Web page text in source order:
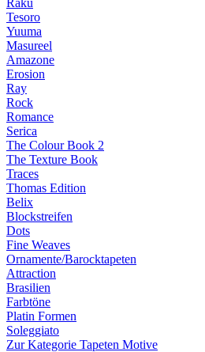
Raku
Tesoro
Yuuma
Masureel
Amazone
Erosion
Ray
Rock
Romance
Serica
The Colour Book 2
The Texture Book
Traces
Thomas Edition
Belix
Blockstreifen
Dots
Fine Weaves
Ornamente/Barocktapeten
Attraction
Brasilien
Farbtöne
Platin Formen
Soleggiato
Zur Kategorie Tapeten Motive